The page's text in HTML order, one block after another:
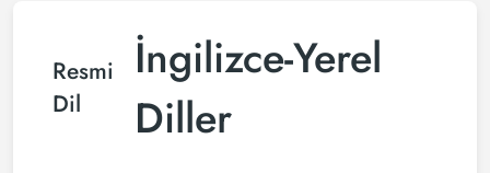
Resmi
Dil
İngilizce-Yerel
Diller